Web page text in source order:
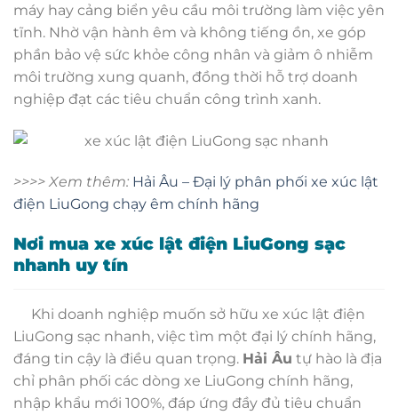
máy hay cảng biển yêu cầu môi trường làm việc yên
tĩnh. Nhờ vận hành êm và không tiếng ồn, xe góp
phần bảo vệ sức khỏe công nhân và giảm ô nhiễm
môi trường xung quanh, đồng thời hỗ trợ doanh
nghiệp đạt các tiêu chuẩn công trình xanh.
>>>> Xem thêm: Hải Âu – Đại lý phân phối xe xúc lật
điện LiuGong chạy êm chính hãng
Nơi mua xe xúc lật điện LiuGong sạc
nhanh uy tín
Khi doanh nghiệp muốn sở hữu xe xúc lật điện
LiuGong sạc nhanh, việc tìm một đại lý chính hãng,
đáng tin cậy là điều quan trọng. Hải Âu tự hào là địa
chỉ phân phối các dòng xe LiuGong chính hãng,
nhập khẩu mới 100%, đáp ứng đầy đủ tiêu chuẩn